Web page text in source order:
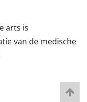
arts is
van de medische